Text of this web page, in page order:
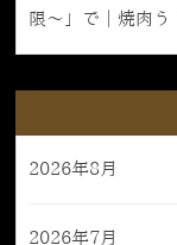
限〜」で｜焼肉
2026年8月
2026年7月